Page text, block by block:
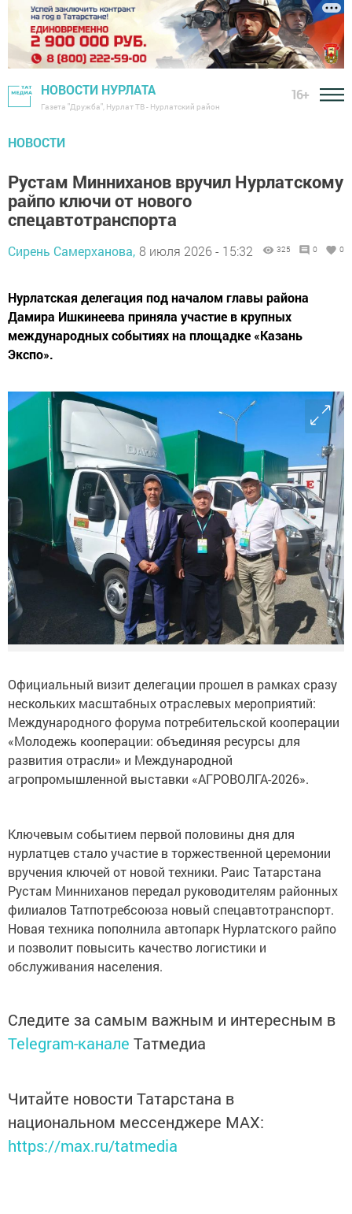
НОВОСТИ НУРЛАТА
Газета "Дружба", Нурлат ТВ - Нурлатский район
16+
НОВОСТИ
Рустам Минниханов вручил Нурлатскому
райпо ключи от нового
спецавтотранспорта
Сирень Самерханова, 8 июля 2026 - 15:32 325 0 0
Нурлатская делегация под началом главы района
Дамира Ишкинеева приняла участие в крупных
международных событиях на площадке «Казань
Экспо».
Официальный визит делегации прошел в рамках сразу
нескольких масштабных отраслевых мероприятий:
Международного форума потребительской кооперации
«Молодежь кооперации: объединяя ресурсы для
развития отрасли» и Международной
агропромышленной выставки «АГРОВОЛГА-2026».
Ключевым событием первой половины дня для
нурлатцев стало участие в торжественной церемонии
вручения ключей от новой техники. Раис Татарстана
Рустам Минниханов передал руководителям районных
филиалов Татпотребсоюза новый спецавтотранспорт.
Новая техника пополнила автопарк Нурлатского райпо
и позволит повысить качество логистики и
обслуживания населения.
Следите за самым важным и интересным в
Telegram-канале Татмедиа
Читайте новости Татарстана в
национальном мессенджере MАХ:
https://max.ru/tatmedia